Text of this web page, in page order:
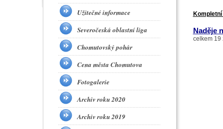
Naděje
celkem 19
Užitečné informace
Severočeská oblastní liga
Chomutovský pohár
Cena města Chomutova
Fotogalerie
Archiv roku 2020
Archiv roku 2019